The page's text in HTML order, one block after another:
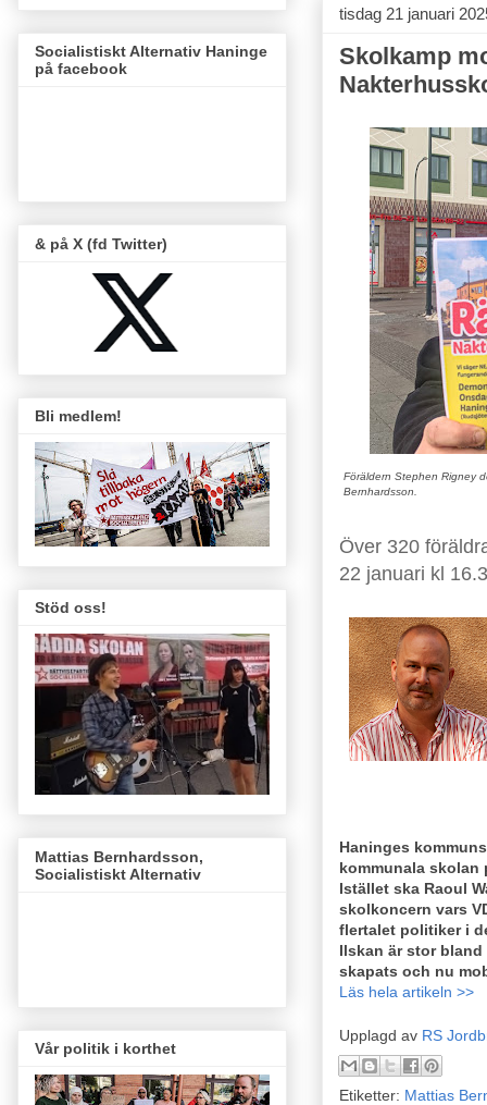
tisdag 21 januari
Skolkamp
Föräldern Stephen Rigney
Bernhardsson.
Över 320
22 januari kl
Haninges
kommunala skolan
Istället ska Raoul
skolkoncern vars
flertalet politiker i
Ilskan är stor
skapats och nu
Läs hela artikeln >>
Upplagd av RS
Etiketter: Mattias
Socialistiskt Alternativ Haninge
på facebook
& på X (fd Twitter)
Bli medlem!
Stöd oss!
Mattias Bernhardsson,
Socialistiskt Alternativ
Vår politik i korthet